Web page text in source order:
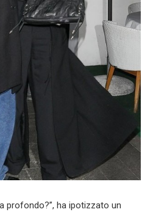
profondo?”, ha ipotizzato un